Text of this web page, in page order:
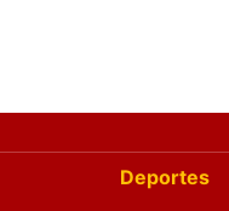
Deportes